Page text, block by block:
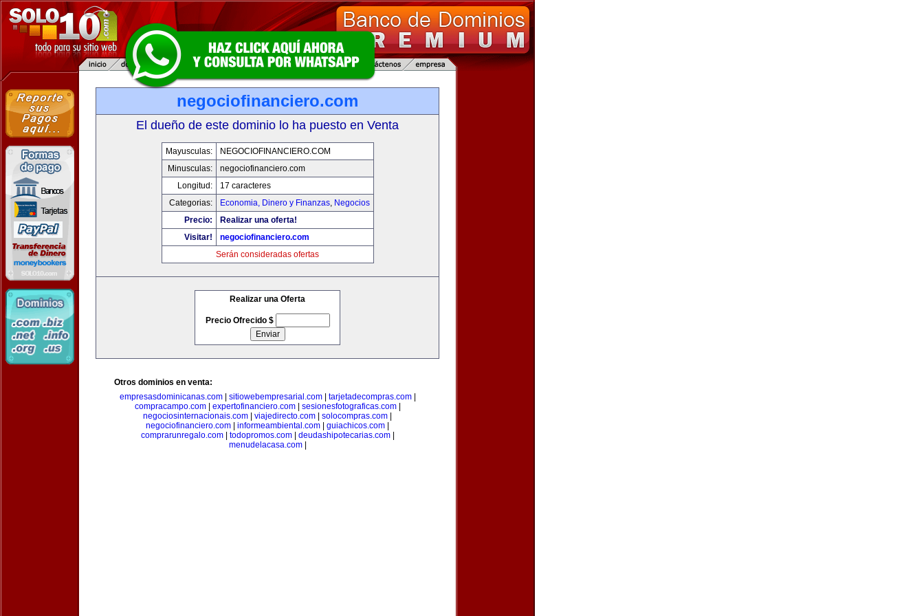
negociofinanciero.com
El dueño de este dominio lo ha puesto en Venta
Mayusculas:
NEGOCIOFINANCIERO.COM
Minusculas:
negociofinanciero.com
Longitud:
17 caracteres
Categorias:
Economia, Dinero y Finanzas, Negocios
Precio:
Realizar una oferta!
Visitar!
negociofinanciero.com
Serán consideradas ofertas
Realizar una Oferta
Precio Ofrecido $
Otros dominios en venta:
empresasdominicanas.com| sitiowebempresarial.com| tarjetadecompras.com|
compracampo.com| expertofinanciero.com| sesionesfotograficas.com|
negociosinternacionais.com
viajedirecto.com solocompras.com
negociofinanciero.com
informeambiental.com guiachicos.com
comprarunregalo.com| todopromos.com| deudashipotecarias.com|
menudelacasa.com|